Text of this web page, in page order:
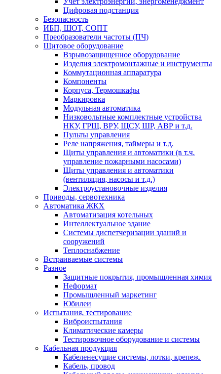
Цифровая подстанция
Безопасность
ИБП, ШОТ, СОПТ
Преобразователи частоты (ПЧ)
Щитовое оборудование
Взрывозащищенное оборудование
Изделия электромонтажные и инструменты
Коммутационная аппаратура
Компоненты
Корпуса, Термошкафы
Маркировка
Модульная автоматика
Низковольтные комплектные устройства
НКУ, ГРЩ, ВРУ, ЩСУ, ШР, АВР и т.д.
Пульты управления
Реле напряжения, таймеры и т.д.
Щиты управления и автоматики (в т.ч.
управление пожарными насосами)
Щиты управления и автоматики
(вентиляция, насосы и т.д.)
Электроустановочные изделия
Приводы, сервотехника
Автоматика ЖКХ
Автоматизация котельных
Интеллектуальное здание
Системы диспетчеризации зданий и
сооружений
Теплоснабжение
Встраиваемые системы
Разное
Защитные покрытия, промышленная химия
Неформат
Промышленный маркетинг
Юбилеи
Испытания, тестирование
Виброиспытания
Климатические камеры
Тестировочное оборудование и системы
Кабельная продукция
Кабеленесущие системы, лотки, крепеж.
Кабель, провод